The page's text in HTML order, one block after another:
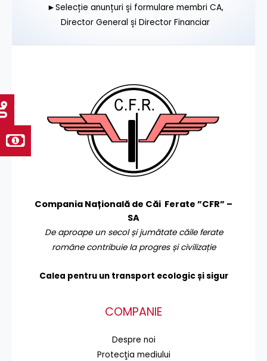
►Selecție anunțuri și formulare membri CA,
Director General și Director Financiar
Compania Națională de Căi Ferate ”CFR” –
SA
De aproape un secol și jumătate căile ferate
române contribuie la progres și civilizație
Calea pentru un transport ecologic și sigur
COMPANIE
Despre noi
Protecţia mediului